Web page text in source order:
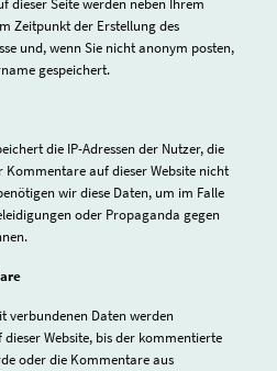
Seite werden neben Ihrem
Zeitpunkt der Erstellung des
und, wenn Sie nicht anonym posten,
gespeichert.
die IP-Adressen der Nutzer, die
auf dieser Website nicht
wir diese Daten, um im Falle
oder Propaganda gegen
verbundenen Daten werden
Website, bis der kommentierte
oder die Kommentare aus